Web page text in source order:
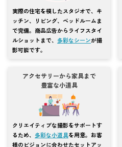
実際の住宅を模したスタジオで、キ
ッチン、リビング、ベッドルームま
で完備。商品広告からライフスタイ
ルショットまで、 多彩なシーンが撮
影可能です。
アクセサリーから家具まで
豊富な小道具
クリエイティブな撮影をサポートす
るため、 多彩な小道具を用意。お客
様のビジョンに合わせたセットアッ